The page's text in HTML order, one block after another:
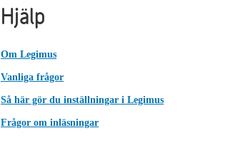
Hjälp
Om Legimus
Vanliga frågor
Så här gör du inställningar i Legimus
Frågor om inläsningar